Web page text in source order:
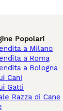
Popolari
a Milano
a Roma
a Bologna
Cani
Gatti
Razza di Cane